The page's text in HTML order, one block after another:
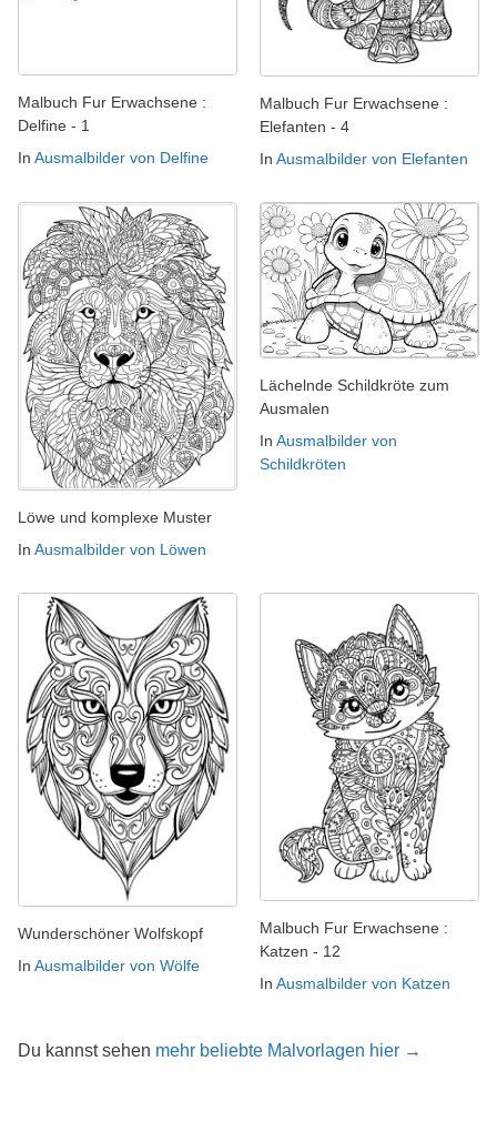
Malbuch Fur Erwachsene :
Delfine - 1
In Ausmalbilder von Delfine
Malbuch Fur Erwachsene :
Elefanten - 4
In Ausmalbilder von Elefanten
Löwe und komplexe Muster
In Ausmalbilder von Löwen
Lächelnde Schildkröte zum
Ausmalen
In Ausmalbilder von
Schildkröten
Wunderschöner Wolfskopf
In Ausmalbilder von Wölfe
Malbuch Fur Erwachsene :
Katzen - 12
In Ausmalbilder von Katzen
Du kannst sehen mehr beliebte Malvorlagen hier →